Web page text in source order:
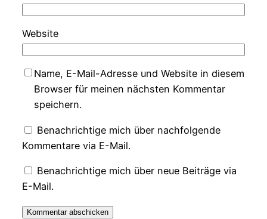
Website
Name, E-Mail-Adresse und Website in diesem
Browser für meinen nächsten Kommentar
speichern.
Benachrichtige mich über nachfolgende
Kommentare via E-Mail.
Benachrichtige mich über neue Beiträge via
E-Mail.